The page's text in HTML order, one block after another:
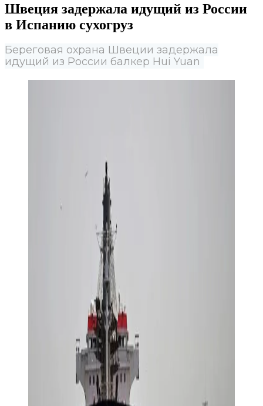
Швеция задержала идущий из России
в Испанию сухогруз
Береговая охрана Швеции задержала
идущий из России балкер Hui Yuan